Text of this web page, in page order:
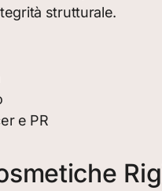
strutturale.
e PR